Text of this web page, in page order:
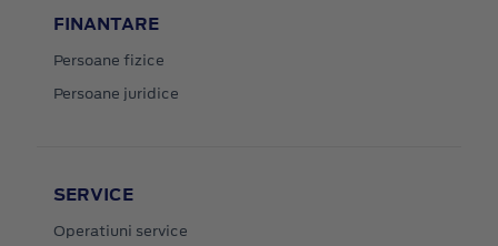
FINANTARE
Persoane fizice
Persoane juridice
SERVICE
Operatiuni service